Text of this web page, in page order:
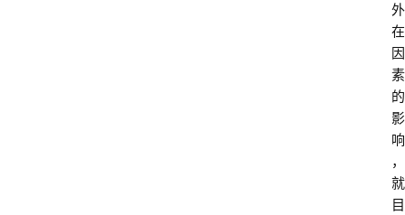
外
在
因
素
的
影
响
，
就
目